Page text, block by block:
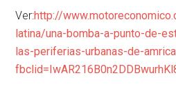
Ver:http://
latina/una-bomba-a-punto-de-
las-periferias-urbanas-de-